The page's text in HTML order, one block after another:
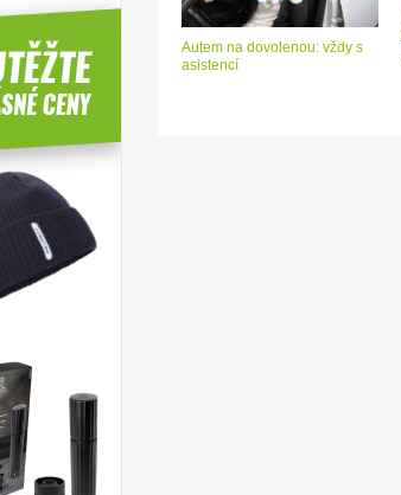
Autem na dovolenou: vždy s
asistencí